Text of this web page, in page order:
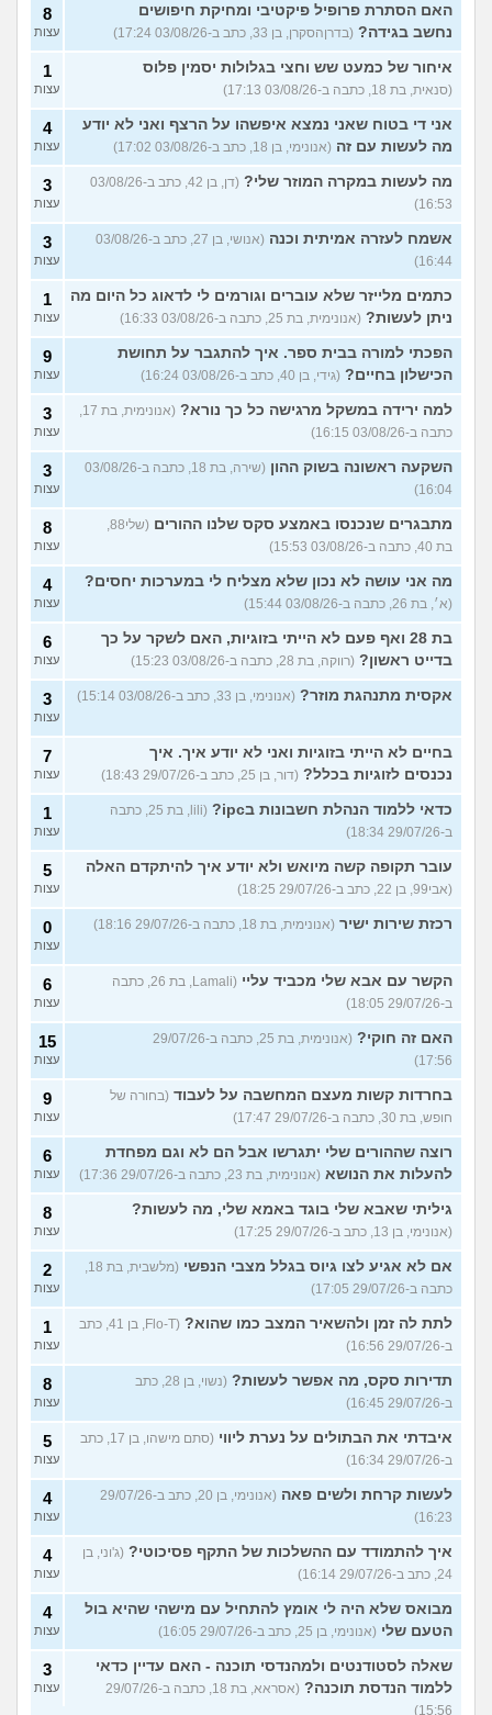
האם הסתרת פרופיל פיקטיבי ומחיקת חיפושים
נחשב בגידה? (בדרןהסקרן, בן 33, כתב ב-03/08/26 17:24)
8
עצות
איחור של כמעט שש וחצי בגלולות יסמין פלוס
(סנאית, בת 18, כתבה ב-03/08/26 17:13)
1
עצות
אני די בטוח שאני נמצא איפשהו על הרצף ואני לא יודע
מה לעשות עם זה (אנונימי, בן 18, כתב ב-03/08/26 17:02)
4
עצות
מה לעשות במקרה המוזר שלי?
(דן, בן 42, כתב ב-03/08/26
16:53)
3
עצות
אשמח לעזרה אמיתית וכנה
(אנושי, בן 27, כתב ב-03/08/26
16:44)
3
עצות
כתמים מלייזר שלא עוברים וגורמים לי לדאוג כל היום מה
ניתן לעשות? (אנונימית, בת 25, כתבה ב-03/08/26 16:33)
1
עצות
הפכתי למורה בבית ספר. איך להתגבר על תחושת
הכישלון בחיים? (גידי, בן 40, כתב ב-03/08/26 16:24)
9
עצות
למה ירידה במשקל מרגישה כל כך נורא?
כתבה ב-03/08/26 16:15)
3
עצות
השקעה ראשונה בשוק ההון
(שירה, בת 18, כתבה ב-03/08/26
16:04)
3
עצות
מתבגרים שנכנסו באמצע סקס שלנו ההורים
בת 40, כתבה ב-03/08/26 15:53)
8
עצות
מה אני עושה לא נכון שלא מצליח לי במערכות יחסים?
(א׳, בת 26, כתבה ב-03/08/26 15:44)
4
עצות
בת 28 ואף פעם לא הייתי בזוגיות, האם לשקר על כך
בדייט ראשון? (רווקה, בת 28, כתבה ב-03/08/26 15:23)
6
עצות
אקסית מתנהגת מוזר? (אנונימי, בן 33, כתב ב-03/08/26 15:14) 3
עצות
בחיים לא הייתי בזוגיות ואני לא יודע איך. איך
נכנסים לזוגיות בכלל? (דור, בן 25, כתב ב-29/07/26 18:43)
7
עצות
כדאי ללמוד הנהלת חשבונות בipc?
(lili, בת 25, כתבה
ב-29/07/26 18:34)
1
עצות
עובר תקופה קשה מיואש ולא יודע איך להיתקדם האלה
(אבי99, בן 22, כתב ב-29/07/26 18:25)
5
עצות
רכזת שירות ישיר (אנונימית, בת 18, כתבה ב-29/07/26 18:16) 0
עצות
הקשר עם אבא שלי מכביד עליי
(Lamali, בת 26, כתבה
ב-29/07/26 18:05)
6
עצות
האם זה חוקי?
(אנונימית, בת 25, כתבה ב-29/07/26
17:56)
15
עצות
בחרדות קשות מעצם המחשבה על לעבוד (בחורה של
חופש, בת 30, כתבה ב-29/07/26 17:47)
9
עצות
רוצה שההורים שלי יתגרשו אבל הם לא וגם מפחדת
להעלות את הנושא (אנונימית, בת 23, כתבה ב-29/07/26 17:36)
6
עצות
גיליתי שאבא שלי בוגד באמא שלי, מה לעשות?
(אנונימי, בן 13, כתב ב-29/07/26 17:25)
8
עצות
אם לא אגיע לצו גיוס בגלל מצבי הנפשי
כתבה ב-29/07/26 17:05)
2
עצות
לתת לה זמן ולהשאיר המצב כמו שהוא?
(Flo-T, בן 41, כתב
ב-29/07/26 16:56)
1
עצות
תדירות סקס, מה אפשר לעשות?
(נשוי, בן 28, כתב
ב-29/07/26 16:45)
8
עצות
איבדתי את הבתולים על נערת ליווי
(סתם מישהו, בן 17, כתב
ב-29/07/26 16:34)
5
עצות
לעשות קרחת ולשים פאה
(אנונימי, בן 20, כתב ב-29/07/26
16:23)
4
עצות
איך להתמודד עם ההשלכות של התקף פסיכוטי? (ג'וני, בן
24, כתב ב-29/07/26 16:14)
4
עצות
מבואס שלא היה לי אומץ להתחיל עם מישהי שהיא בול
הטעם שלי (אנונימי, בן 25, כתב ב-29/07/26 16:05)
4
עצות
שאלה לסטודנטים ולמהנדסי תוכנה - האם עדיין כדאי
ללמוד הנדסת תוכנה?
(אסראא, בת 18, כתבה ב-29/07/26
15:56)
3
עצות